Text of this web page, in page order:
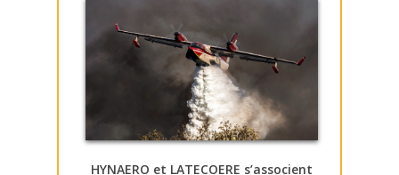
HYNAERO et LATECOERE s’associent